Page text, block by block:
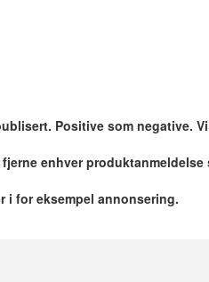
Positive som negative.
enhver
i for eksempel annonsering.